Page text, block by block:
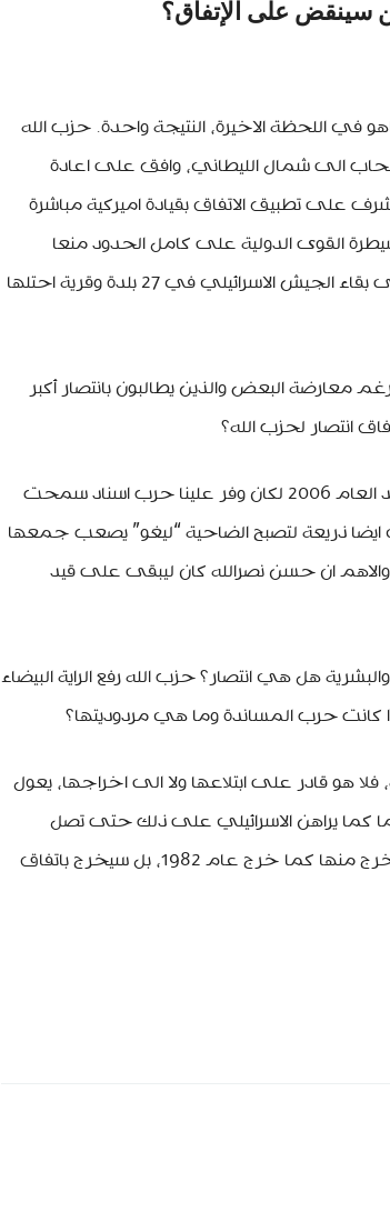
سينقض على الإتفاق؟
في اللحظة الاخيرة، النتيجة واحدة. حزب الله
الى شمال الليطاني، وافق على اعادة
على تطبيق الاتفاق بقيادة اميركية مباشرة
القوى الدولية على كامل الحدود منعا
لتهريب السلاح مجددا الى الحزب، كما وافق على بقاء الجيش الاسرائيلي في 27 بلدة وقرية احتلها
معارضة البعض والذين يطالبون بانتصار أكبر
انتصار لحزب الله؟
انتقال حزب الله الى شمال الليطاني لو حدث بعد العام 2006 لكان وفر علينا حرب اسناد سمحت
الاسرائيلي ايضا ذريعة لتصبح الضاحية “ليغو” يصعب جمعها
والاهم ان حسن نصرالله كان ليبقى على قيد
هل هي انتصار؟ حزب الله رفع الراية البيضاء
كانت حرب المساندة وما هي مردوديتها؟
هو قادر على ابتلاعها ولا الى اخراجها، يعول
كما يراهن الاسرائيلي على ذلك حتى تصل
مدرعاته الى بيروت بتغطية اوروبية اميركية ولن يخرج منها كما خرج عام 1982، بل سيخرج باتفاق